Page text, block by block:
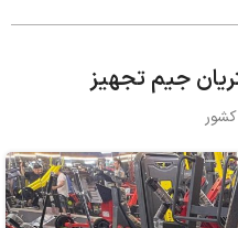
جیم تجهیز